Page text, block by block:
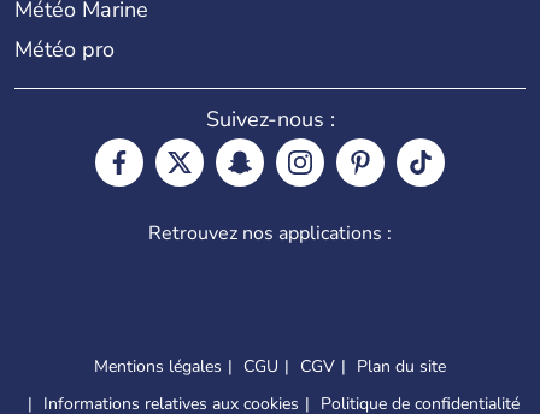
Météo Marine
Météo pro
Suivez-nous :
Retrouvez nos applications :
Mentions légales CGU CGV
Plan du site
Informations relatives aux cookies
Politique de confidentialité